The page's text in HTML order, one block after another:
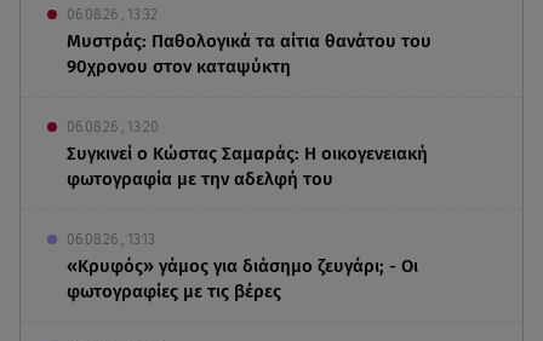
06.08.26 , 13:32
Μυστράς: Παθολογικά τα αίτια θανάτου του
90χρονου στον καταψύκτη
06.08.26 , 13:20
Συγκινεί ο Κώστας Σαμαράς: Η οικογενειακή
φωτογραφία με την αδελφή του
06.08.26 , 13:13
«Κρυφός» γάμος για διάσημο ζευγάρι; - Οι
φωτογραφίες με τις βέρες